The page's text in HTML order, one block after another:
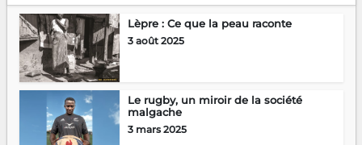
Lèpre : Ce que la peau raconte
3 août 2025
Le rugby, un miroir de la société
malgache
3 mars 2025